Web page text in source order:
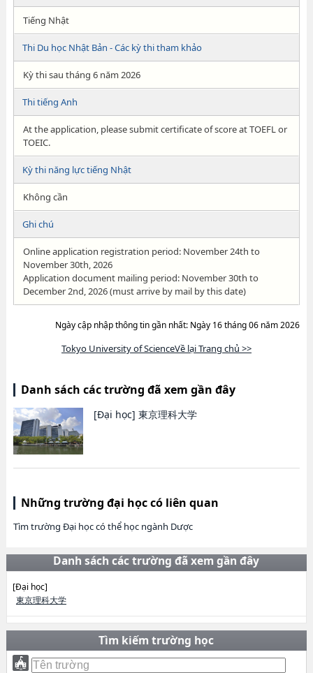
Tiếng Nhật
Thi Du học Nhật Bản - Các kỳ thi tham khảo
Kỳ thi sau tháng 6 năm 2026
Thi tiếng Anh
At the application, please submit certificate of score at TOEFL or
TOEIC.
Kỳ thi năng lực tiếng Nhật
Không cần
Ghi chú
Online application registration period: November 24th to
November 30th, 2026
Application document mailing period: November 30th to
December 2nd, 2026 (must arrive by mail by this date)
Ngày cập nhập thông tin gần nhất: Ngày 16 tháng 06 năm 2026
Tokyo University of ScienceVề lại Trang chủ >>
Danh sách các trường đã xem gần đây
[Đại học] 東京理科大学
Những trường đại học có liên quan
Tìm trường Đại học có thể học ngành Dược
Danh sách các trường đã xem gần đây
[Đại học]
東京理科大学
Tìm kiếm trường học